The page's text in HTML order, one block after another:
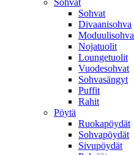
Sohvat
Sohvat
Divaanisohva
Moduulisohva
Nojatuolit
Loungetuolit
Vuodesohvat
Sohvasängyt
Puffit
Rahit
Pöytä
Ruokapöydät
Sohvapöydät
Sivupöydät